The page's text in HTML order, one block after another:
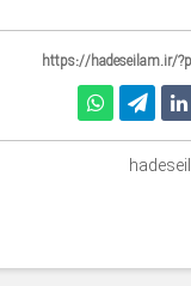
https://hadeseilam.ir/